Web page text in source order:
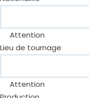
Attention
Lieu de tournage
Attention